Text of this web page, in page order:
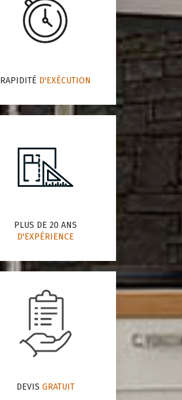
RAPIDITÉ D'EXÉCUTION
PLUS DE 20 ANS
D'EXPÉRIENCE
DEVIS GRATUIT